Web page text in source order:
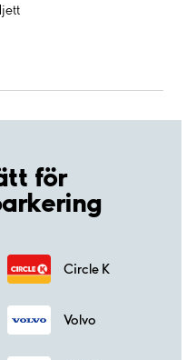
för
Circle K
Volvo